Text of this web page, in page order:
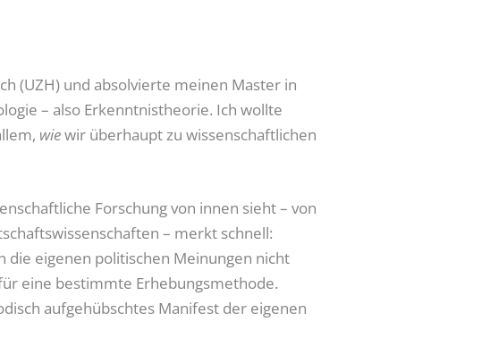
(UZH) und absolvierte meinen Master in
– also Erkenntnistheorie. Ich wollte
wiewir überhaupt zu wissenschaftlichen
Forschung von innen sieht – von
– merkt schnell:
die eigenen politischen Meinungen nicht
eine bestimmte Erhebungsmethode.
aufgehübschtes Manifest der eigenen